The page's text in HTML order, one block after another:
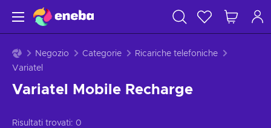
Negozio Categorie
Ricariche telefoniche
Variatel
Variatel Mobile Recharge
Risultati trovati: 0